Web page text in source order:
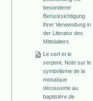
besonderer
Berücksichtigung
ihrer Verwendung in
der Literatur des
Mittelalters
Le cerf et le
serpent. Note sur le
symbolisme de la
mosaïque
découverte au
baptistère de